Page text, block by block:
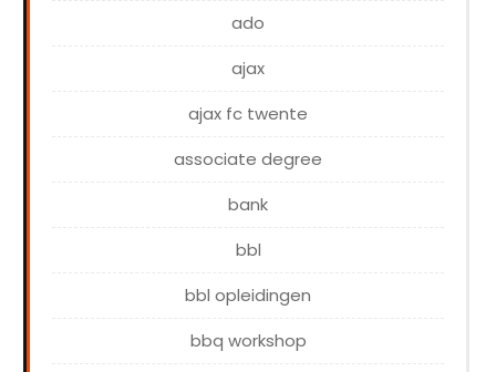
ado
ajax
ajax fc twente
associate degree
bank
bbl
bbl opleidingen
bbq workshop